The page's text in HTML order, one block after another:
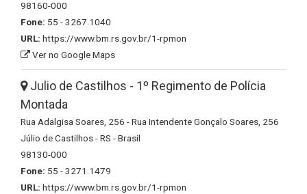
98160-000
Fone: 55 - 3267.1040
URL: https://www.bm.rs.gov.br/1-rpmon
Ver no Google Maps
Julio de Castilhos - 1º Regimento de Polícia
Montada
Rua Adalgisa Soares, 256 - Rua Intendente Gonçalo Soares, 256
Júlio de Castilhos - RS - Brasil
98130-000
Fone: 55 - 3271.1479
URL: https://www.bm.rs.gov.br/1-rpmon